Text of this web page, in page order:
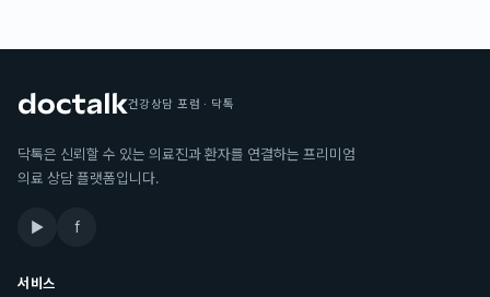
건강상담 포럼 · 닥톡
닥톡은 신뢰할 수 있는 의료진과 환자를 연결하는 프리미엄
의료 상담 플랫폼입니다.
▶ f
서비스